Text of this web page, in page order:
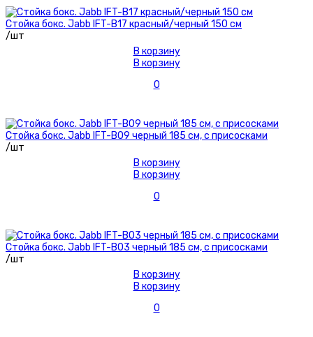
Стойка бокс. Jabb IFT-B17 красный/черный 150 см
/шт
В корзину
В корзину
0
Стойка бокс. Jabb IFT-B09 черный 185 см, с присосками
/шт
В корзину
В корзину
0
Стойка бокс. Jabb IFT-B03 черный 185 см, с присосками
/шт
В корзину
В корзину
0